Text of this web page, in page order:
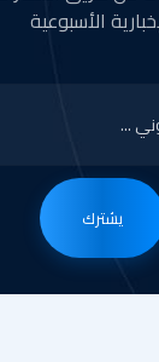
الأسبوعية
يشترك